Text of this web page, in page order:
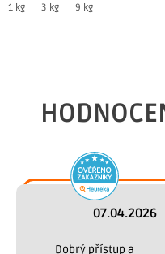
1 kg 3 kg 9 kg
07.04.2026